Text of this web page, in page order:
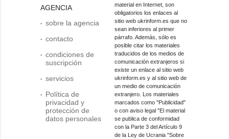
AGENCIA
sobre la agencia
contacto
condiciones de
suscripción
servicios
Política de
privacidad y
protección de
datos personales
material en Internet, son
obligatorios los enlaces al
sitio web ukrinform.es que no
sean inferiores al primer
párrafo. Además, sólo es
posible citar los materiales
traducidos de los medios de
comunicación extranjeros si
existe un enlace al sitio web
ukrinform.es y al sitio web de
un medio de comunicación
extranjero. Los materiales
marcados como "Publicidad"
o con aviso legal "El material
se publica de conformidad
con la Parte 3 del Artículo 9
de la Ley de Ucrania "Sobre